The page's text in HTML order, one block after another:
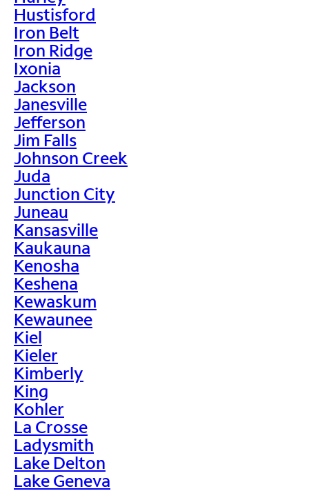
Hustisford
Iron Belt
Iron Ridge
Ixonia
Jackson
Janesville
Jefferson
Jim Falls
Johnson Creek
Juda
Junction City
Juneau
Kansasville
Kaukauna
Kenosha
Keshena
Kewaskum
Kewaunee
Kiel
Kieler
Kimberly
King
Kohler
La Crosse
Ladysmith
Lake Delton
Lake Geneva